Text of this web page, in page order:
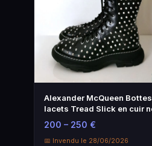
Alexander McQueen
lacets Tread Slick en cuir
avec clous argentés -
pointure 41
200 – 250 €
📅 Invendu le 28/06/2026